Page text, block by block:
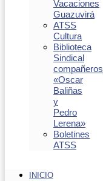
Vacaciones
Guazuvirá
ATSS
Cultura
Biblioteca
Sindical
compañeros
«Oscar
Baliñas
y
Pedro
Lerena»
Boletines
ATSS
INICIO